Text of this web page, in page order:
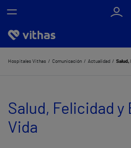
Nosotros
Servicios de salud
Equipo médico y asistencial
Hospitales Vithas Comunicación Actualidad Salud,
Salud, Felicidad y
Vida